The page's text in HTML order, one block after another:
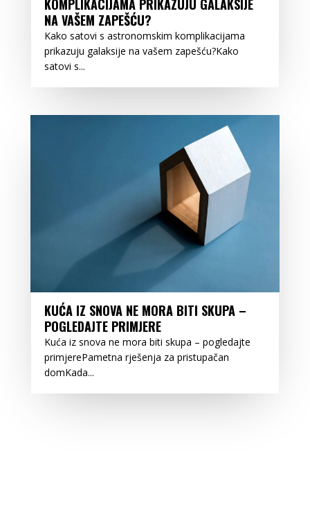
KOMPLIKACIJAMA PRIKAZUJU GALAKSIJE
NA VAŠEM ZAPEŠĆU?
Kako satovi s astronomskim komplikacijama
prikazuju galaksije na vašem zapešću?Kako
satovi s...
KUĆA IZ SNOVA NE MORA BITI SKUPA –
POGLEDAJTE PRIMJERE
Kuća iz snova ne mora biti skupa – pogledajte
primjerePametna rješenja za pristupačan
domKada...